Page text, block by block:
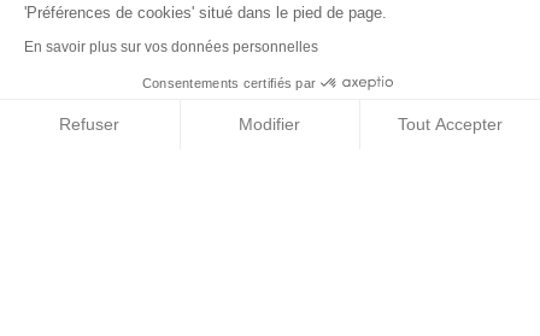
'Préférences de cookies' situé dans le pied de page.
En savoir plus sur vos données personnelles
Consentements certifiés par
Refuser Modifier Tout Accepter
Qui sommes nous ?
Conditions Générales d’Utilisation